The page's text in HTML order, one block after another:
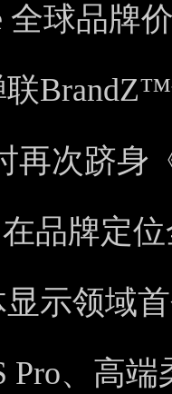
全球品牌
再次跻身
品牌定
显示领域
Pro、高